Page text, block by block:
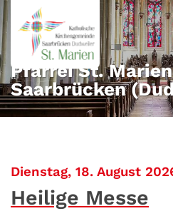
Zum Inhalt springen
Pfarrei St. Marien
Saarbrücken
Dienstag, 18. August
Heilige Messe